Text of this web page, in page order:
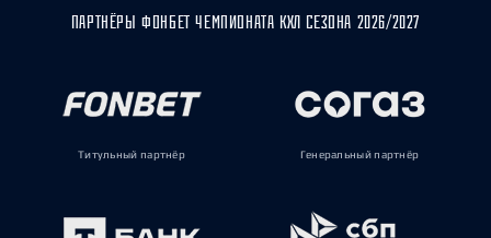
ПАРТНЁРЫ ФОНБЕТ ЧЕМПИОНАТА КХЛ СЕЗОНА 2026/2027
Титульный партнёр Генеральный партнёр